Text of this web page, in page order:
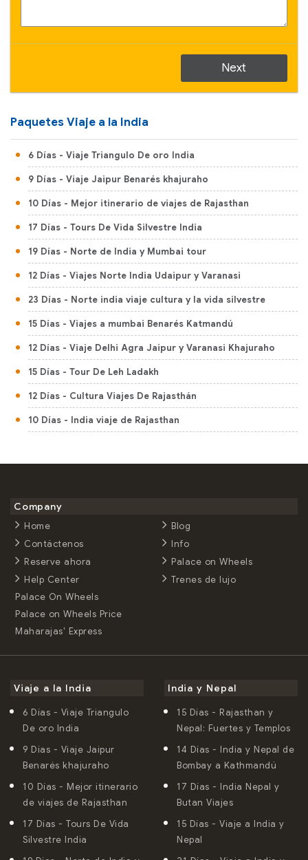
Next
Paquetes Viaje a la India
6 Días - Viaje Triangulo De oro India
9 Días - Viaje Jaipur Benarés khajuraho
10 Días - Mejor itinerario de viajes de Rajasthan
17 Días - Tours De Vida Silvestre India
19 Días - Norte de India y Mumbai tour
12 Días - Viajes Norte India Udaipur y Varanasi
23 Días - Norte india viaje cultura y la vida silvestre
15 Días - Viajes a mumbai Benarés Katmandú
12 Días - Viaje Delhi Agra Jaipur y Varanasi Khajuraho
15 Días - Tour De Leh Ladakh
12 Días - Cultura Viajes De Rajasthán
10 Días - India viaje de Rajasthan
8 Días- Viajes Kerala India
9 Días- Viaje a la India del Sur 10 dias (Kerala)
15 Días - Rajasthan y Nepal: Fuertes y Templos
14 Días - India y Nepal de Bombay a Kathmandú
11 Días- India Nepal y Butan Viajes
21 Días- Viaje a India y Nepal
Company
Home
Contáctenos
Reserve ahora
Help Center
Palace On Wheels
Palace on Wheels Price
Maharajas' Express
Blog
Info
Palace on Wheels
Trenes de lujo
Viaje a la India
6 Días - Viaje Triangulo
De oro India
9 Días - Viaje Jaipur
Benarés khajuraho
10 Días - Mejor itinerario
de viajes de Rajasthan
17 Días - Tours De Vida
Silvestre India
India y Nepal
15 Días - Rajasthan y
Nepal: Fuertes y Templos
14 Días - India y Nepal de
Bombay a Kathmandú
17 Días - India Nepal y
Butan Viajes
15 Días - Viaje a India y
Nepal